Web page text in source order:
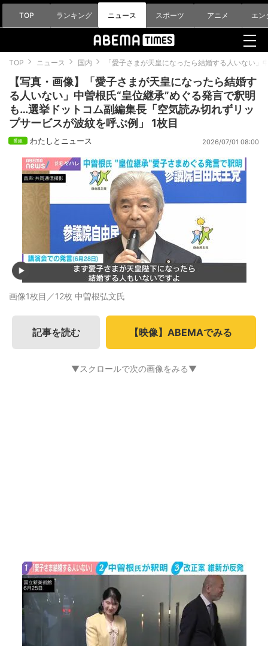
TOP ランキング ニュース スポーツ アニメ エン
TOP ニュース 国内 「愛子さまが天皇になったら結婚する人いない
【写真・画像】「愛子さまが天皇になったら結婚す
る人いない」中曽根氏“皇位継承”めぐる発言で釈明
も…選挙ドットコム副編集長「空気読み切れずリッ
プサービスが波紋を呼ぶ例」 1枚目
わたしとニュース 2026/07/01 08:00
画像1枚目／12枚 中曽根弘文氏
記事を読む 【映像】ABEMAでみる
▼スクロールで次の画像をみる▼